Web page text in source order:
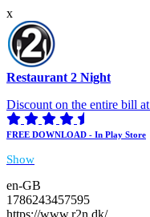
x
Restaurant 2 Night
Discount on the entire bill
FREE DOWNLOAD - In Play Store
Show
en-GB
1786243457595
https://www.r2n.dk/